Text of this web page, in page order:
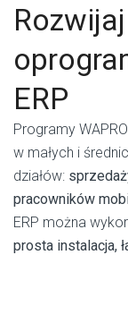
ERP
Programy
w małych i
działów:
pracowników
ERP można
prosta instalacja,